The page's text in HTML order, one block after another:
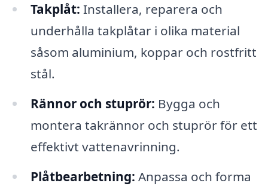
Takplåt: Installera, reparera och
underhålla takplåtar i olika material
såsom aluminium, koppar och rostfritt
stål.
Rännor och stuprör: Bygga och
montera takrännor och stuprör för ett
effektivt vattenavrinning.
Plåtbearbetning: Anpassa och forma